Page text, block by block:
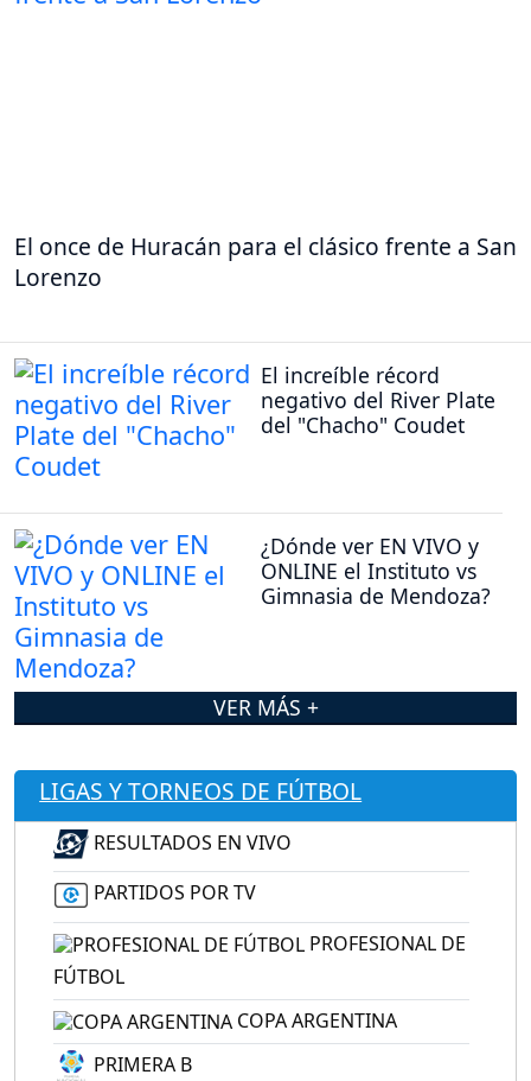
El once de Huracán para el clásico frente a San
Lorenzo
El increíble récord
negativo del River Plate
del "Chacho" Coudet
¿Dónde ver EN VIVO y
ONLINE el Instituto vs
Gimnasia de Mendoza?
VER MÁS +
LIGAS Y TORNEOS DE FÚTBOL
RESULTADOS EN VIVO
PARTIDOS POR TV
PROFESIONAL DE
FÚTBOL
COPA ARGENTINA
PRIMERA B